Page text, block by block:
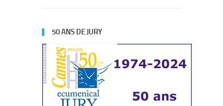
50 ANS DE JURY